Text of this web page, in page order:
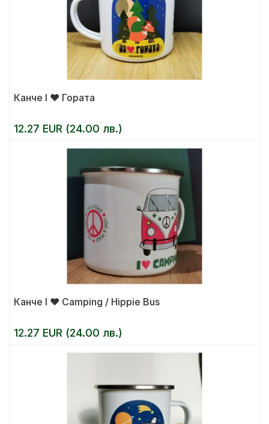
Канче I ❤ Гората
12.27 EUR (24.00 лв.)
Канче I ❤ Camping / Hippie Bus
12.27 EUR (24.00 лв.)